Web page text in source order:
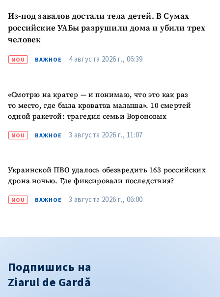
Из-под завалов достали тела детей. В Сумах
российские УАБы разрушили дома и убили трех
человек
NOU ВАЖНОЕ 4 августа 2026 г., 06:39
«Смотрю на кратер — и понимаю, что это как раз
то место, где была кроватка малыша». 10 смертей
одной ракетой: трагедия семьи Вороновых
NOU ВАЖНОЕ 3 августа 2026 г., 11:07
Украинской ПВО удалось обезвредить 163 российских
дрона ночью. Где фиксировали последствия?
NOU ВАЖНОЕ 3 августа 2026 г., 06:00
Подпишись на
Ziarul de Gardă